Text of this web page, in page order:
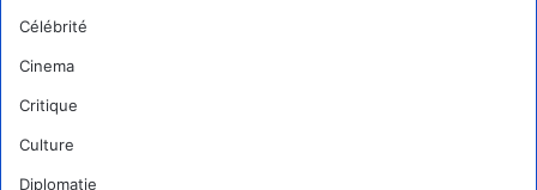
Célébrité
Cinema
Critique
Culture
Diplomatie